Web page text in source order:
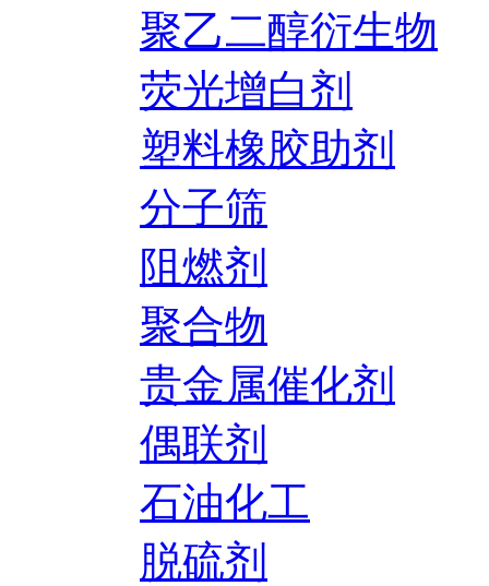
聚乙二醇衍生物
荧光增白剂
塑料橡胶助剂
分子筛
阻燃剂
聚合物
贵金属催化剂
偶联剂
石油化工
脱硫剂